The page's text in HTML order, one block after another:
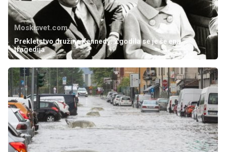
Moskisvet.com
Prekletstvo družine Kennedy: Zgodila se je še ena
tragedija